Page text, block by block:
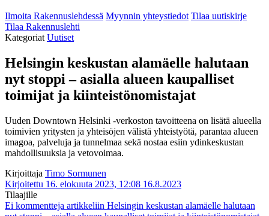
Ilmoita Rakennuslehdessä Myynnin yhteystiedot Tilaa uutiskirje
Tilaa Rakennuslehti
KategoriatUutiset
Helsingin keskustan alamäelle halutaan
nyt stoppi – asialla alueen kaupalliset
toimijat ja kiinteistönomistajat
Uuden Downtown Helsinki -verkoston tavoitteena on lisätä alueella
toimivien yritysten ja yhteisöjen välistä yhteistyötä, parantaa alueen
imagoa, palveluja ja tunnelmaa sekä nostaa esiin ydinkeskustan
mahdollisuuksia ja vetovoimaa.
Kirjoittaja Timo Sormunen
Kirjoitettu 16. elokuuta 2023, 12:08 16.8.2023
Tilaajille
Ei kommentteja artikkeliin Helsingin keskustan alamäelle halutaan